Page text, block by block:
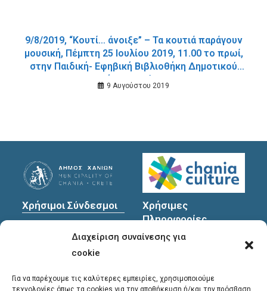
Διαχείριση συναίνεσης για
cookie
Για να παρέχουμε τις καλύτερες εμπειρίες, χρησιμοποιούμε
τεχνολογίες όπως τα cookies για την αποθήκευση ή/και την πρόσβαση
9/8/2019, “Κουτί… άνοιξε” – Τα κουτιά παράγουν
μουσική, Πέμπτη 25 Ιουλίου 2019, 11.00 το πρωί,
στην Παιδική- Εφηβική Βιβλιοθήκη Δημοτικού
Κήπου Χανίων.
9 Αυγούστου 2019
Χρήσιμοι Σύνδεσμοι
Προσωπικών
Χρήσιμες
Πληροφορίες
Διεύθυνση
Χανιά, 731 35